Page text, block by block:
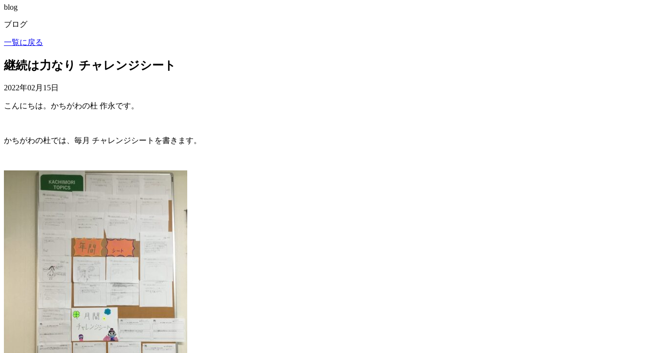
blog
ブログ
一覧に戻る
継続は力なり チャレンジシート
2022年02月15日
こんにちは。かちがわの杜 作永です。
かちがわの杜では、毎月 チャレンジシートを書きます。